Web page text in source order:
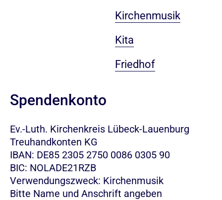
Kirchenmusik
Kita
Friedhof
Spendenkonto
Ev.-Luth. Kirchenkreis Lübeck-Lauenburg
Treuhandkonten KG
IBAN: DE85 2305 2750 0086 0305 90
BIC: NOLADE21RZB
Verwendungszweck: Kirchenmusik
Bitte Name und Anschrift angeben